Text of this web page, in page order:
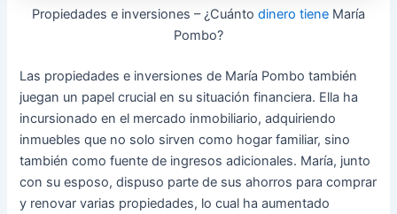
Propiedades e inversiones – ¿Cuánto dinero tiene María
Pombo?
Las propiedades e inversiones de María Pombo también
juegan un papel crucial en su situación financiera. Ella ha
incursionado en el mercado inmobiliario, adquiriendo
inmuebles que no solo sirven como hogar familiar, sino
también como fuente de ingresos adicionales. María, junto
con su esposo, dispuso parte de sus ahorros para comprar
y renovar varias propiedades, lo cual ha aumentado